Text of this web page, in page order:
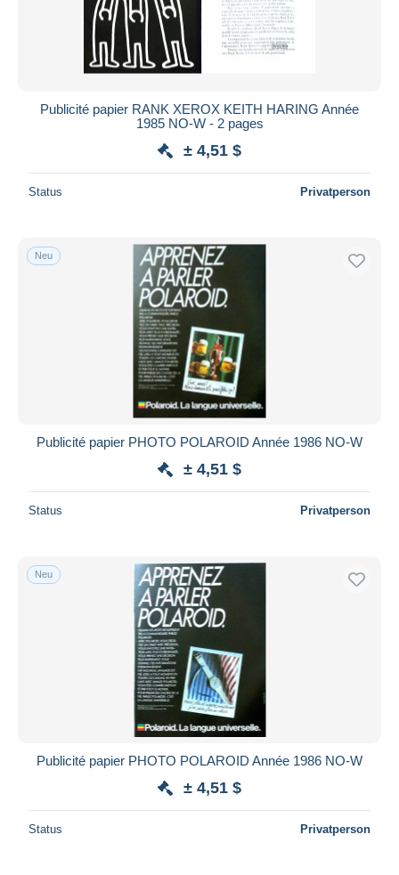
Publicité papier RANK XEROX KEITH HARING Année
1985 NO-W - 2 pages
± 4,51 $
Status Privatperson
Neu
Publicité papier PHOTO POLAROID Année 1986 NO-W
± 4,51 $
Status Privatperson
Neu
Publicité papier PHOTO POLAROID Année 1986 NO-W
± 4,51 $
Status Privatperson